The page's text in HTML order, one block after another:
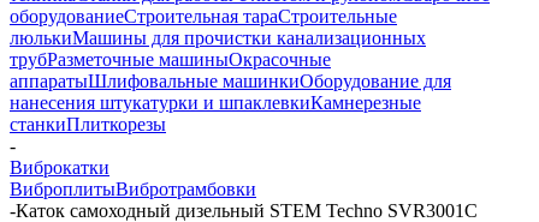
оборудованиеСтроительная тараСтроительные
люлькиМашины для прочистки канализационных
трубРазметочные машиныОкрасочные
аппаратыШлифовальные машинкиОборудование для
нанесения штукатурки и шпаклевкиКамнерезные
станкиПлиткорезы
-
Виброкатки
ВиброплитыВибротрамбовки
-Каток самоходный дизельный STEM Techno SVR3001C